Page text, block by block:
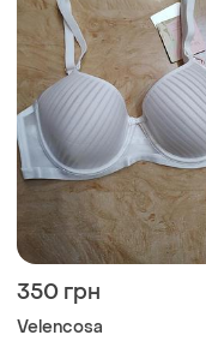
350 грн
Velencosa